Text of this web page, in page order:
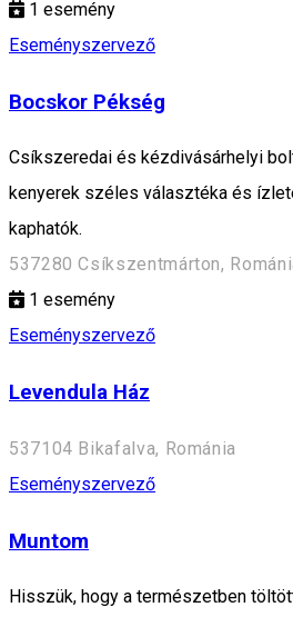
1 esemény
Eseményszervező
Bocskor Pékség
Csíkszeredai és kézdivásárhelyi
kenyerek széles választéka és
kaphatók.
537280 Csíkszentmárton,
1 esemény
Eseményszervező
Levendula Ház
537104 Bikafalva, Románia
Eseményszervező
Muntom
Hisszük, hogy a természetben